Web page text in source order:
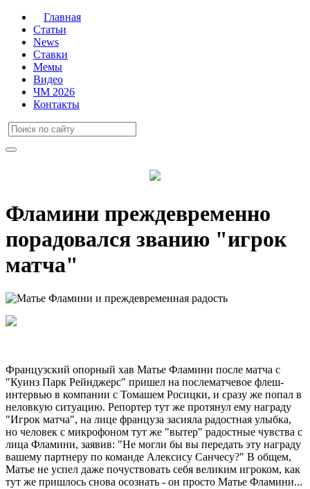
Главная
Статьи
News
Ставки
Мемы
Видео
ЧМ 2026
Контакты
Фламини преждевременно
порадовался званию "игрок
матча"
Французский опорный хав Матье Фламини после матча с
"Куинз Парк Рейнджерс" пришел на послематчевое флеш-
интервью в компании с Томашем Росицки, и сразу же попал в
неловкую ситуацию. Репортер тут же протянул ему награду
"Игрок матча", на лице француза засияла радостная улыбка,
но человек с микрофоном тут же "вытер" радостные чувства с
лица Фламини, заявив: "Не могли бы вы передать эту награду
вашему партнеру по команде Алексису Санчесу?" В общем,
Матье не успел даже почуствовать себя великим игроком, как
тут же пришлось снова осознать - он просто Матье Фламини...